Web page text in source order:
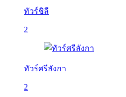
ทัวร์ชิลี
2
ทัวร์ศรีลังกา
2